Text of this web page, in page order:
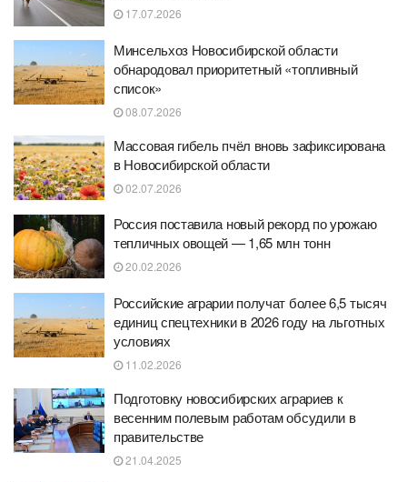
17.07.2026
Минсельхоз Новосибирской области
обнародовал приоритетный «топливный
список»
08.07.2026
Массовая гибель пчёл вновь зафиксирована
в Новосибирской области
02.07.2026
Россия поставила новый рекорд по урожаю
тепличных овощей — 1,65 млн тонн
20.02.2026
Российские аграрии получат более 6,5 тысяч
единиц спецтехники в 2026 году на льготных
условиях
11.02.2026
Подготовку новосибирских аграриев к
весенним полевым работам обсудили в
правительстве
21.04.2025